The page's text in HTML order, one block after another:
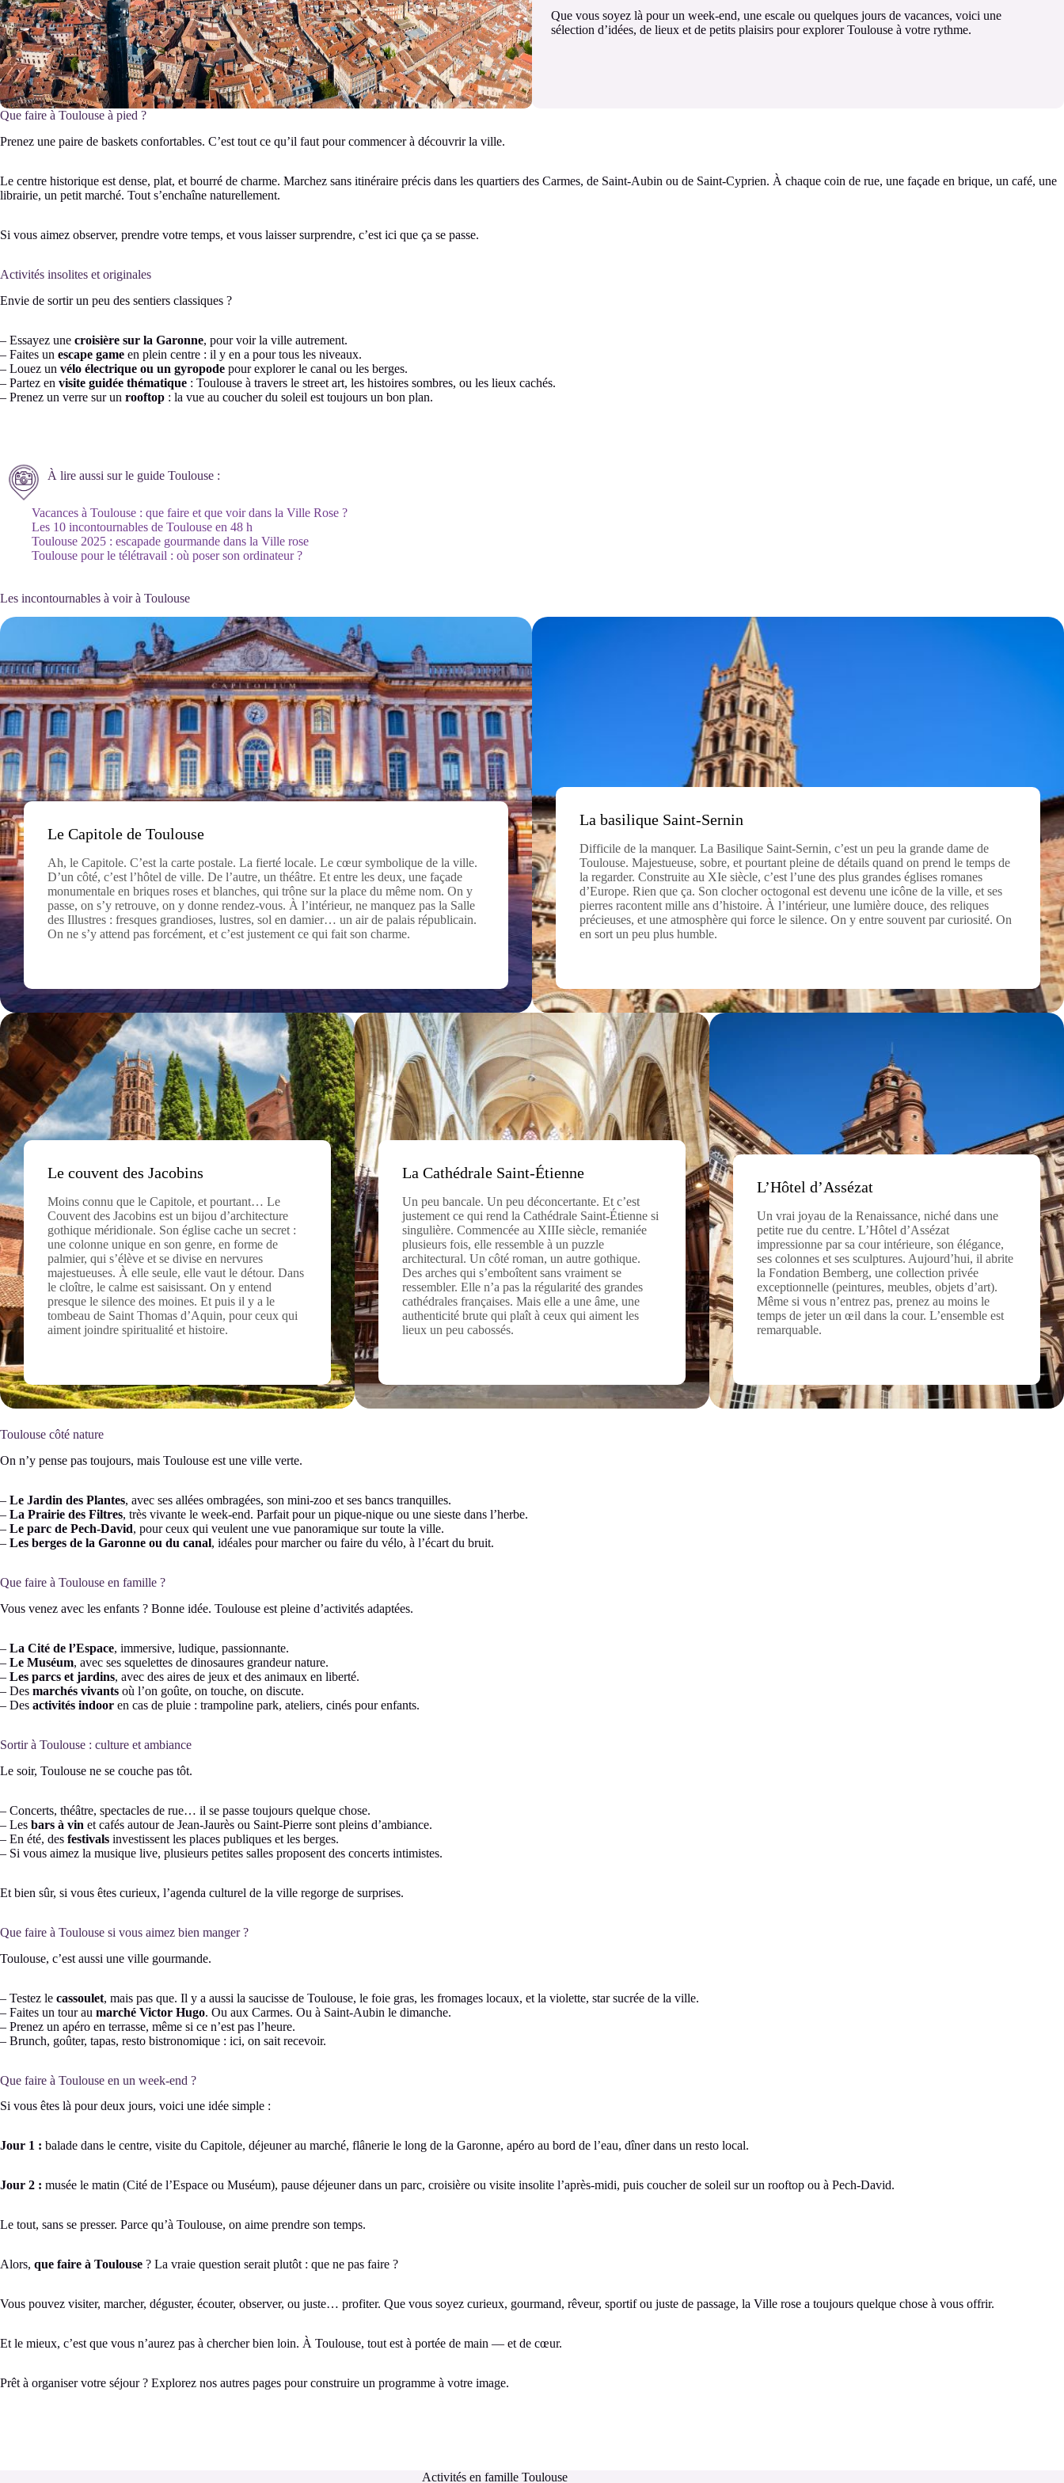
Que vous soyez là pour un week-end, une escale ou quelques jours de vacances, voici une
sélection d’idées, de lieux et de petits plaisirs pour explorer Toulouse à votre rythme.
Que faire à Toulouse à pied ?
Prenez une paire de baskets confortables. C’est tout ce qu’il faut pour commencer à découvrir la ville.
Le centre historique est dense, plat, et bourré de charme. Marchez sans itinéraire précis dans les quartiers des Carmes, de Saint-Aubin ou de Saint-Cyprien. À chaque coin de rue, une façade en brique, un café, une
librairie, un petit marché. Tout s’enchaîne naturellement.
Si vous aimez observer, prendre votre temps, et vous laisser surprendre, c’est ici que ça se passe.
Activités insolites et originales
Envie de sortir un peu des sentiers classiques ?
– Essayez une croisière sur la Garonne, pour voir la ville autrement.
– Faites un escape game en plein centre : il y en a pour tous les niveaux.
– Louez un vélo électrique ou un gyropode pour explorer le canal ou les berges.
– Partez en visite guidée thématique : Toulouse à travers le street art, les histoires sombres, ou les lieux cachés.
– Prenez un verre sur un rooftop : la vue au coucher du soleil est toujours un bon plan.
À lire aussi sur le guide Toulouse :
Vacances à Toulouse : que faire et que voir dans la Ville Rose ?
Les 10 incontournables de Toulouse en 48 h
Toulouse 2025 : escapade gourmande dans la Ville rose
Toulouse pour le télétravail : où poser son ordinateur ?
Les incontournables à voir à Toulouse
Le Capitole de Toulouse
Ah, le Capitole. C’est la carte postale. La fierté locale. Le cœur symbolique de la ville.
D’un côté, c’est l’hôtel de ville. De l’autre, un théâtre. Et entre les deux, une façade
monumentale en briques roses et blanches, qui trône sur la place du même nom. On y
passe, on s’y retrouve, on y donne rendez-vous. À l’intérieur, ne manquez pas la Salle
des Illustres : fresques grandioses, lustres, sol en damier… un air de palais républicain.
On ne s’y attend pas forcément, et c’est justement ce qui fait son charme.
La basilique Saint-Sernin
Difficile de la manquer. La Basilique Saint-Sernin, c’est un peu la grande dame de
Toulouse. Majestueuse, sobre, et pourtant pleine de détails quand on prend le temps de
la regarder. Construite au XIe siècle, c’est l’une des plus grandes églises romanes
d’Europe. Rien que ça. Son clocher octogonal est devenu une icône de la ville, et ses
pierres racontent mille ans d’histoire. À l’intérieur, une lumière douce, des reliques
précieuses, et une atmosphère qui force le silence. On y entre souvent par curiosité. On
en sort un peu plus humble.
Le couvent des Jacobins
Moins connu que le Capitole, et pourtant… Le
Couvent des Jacobins est un bijou d’architecture
gothique méridionale. Son église cache un secret :
une colonne unique en son genre, en forme de
palmier, qui s’élève et se divise en nervures
majestueuses. À elle seule, elle vaut le détour. Dans
le cloître, le calme est saisissant. On y entend
presque le silence des moines. Et puis il y a le
tombeau de Saint Thomas d’Aquin, pour ceux qui
aiment joindre spiritualité et histoire.
La Cathédrale Saint-Étienne
Un peu bancale. Un peu déconcertante. Et c’est
justement ce qui rend la Cathédrale Saint-Étienne si
singulière. Commencée au XIIIe siècle, remaniée
plusieurs fois, elle ressemble à un puzzle
architectural. Un côté roman, un autre gothique.
Des arches qui s’emboîtent sans vraiment se
ressembler. Elle n’a pas la régularité des grandes
cathédrales françaises. Mais elle a une âme, une
authenticité brute qui plaît à ceux qui aiment les
lieux un peu cabossés.
L’Hôtel d’Assézat
Un vrai joyau de la Renaissance, niché dans une
petite rue du centre. L’Hôtel d’Assézat
impressionne par sa cour intérieure, son élégance,
ses colonnes et ses sculptures. Aujourd’hui, il abrite
la Fondation Bemberg, une collection privée
exceptionnelle (peintures, meubles, objets d’art).
Même si vous n’entrez pas, prenez au moins le
temps de jeter un œil dans la cour. L’ensemble est
remarquable.
Toulouse côté nature
On n’y pense pas toujours, mais Toulouse est une ville verte.
– Le Jardin des Plantes, avec ses allées ombragées, son mini-zoo et ses bancs tranquilles.
– La Prairie des Filtres, très vivante le week-end. Parfait pour un pique-nique ou une sieste dans l’herbe.
– Le parc de Pech-David, pour ceux qui veulent une vue panoramique sur toute la ville.
– Les berges de la Garonne ou du canal, idéales pour marcher ou faire du vélo, à l’écart du bruit.
Que faire à Toulouse en famille ?
Vous venez avec les enfants ? Bonne idée. Toulouse est pleine d’activités adaptées.
– La Cité de l’Espace, immersive, ludique, passionnante.
– Le Muséum, avec ses squelettes de dinosaures grandeur nature.
– Les parcs et jardins, avec des aires de jeux et des animaux en liberté.
– Des marchés vivants où l’on goûte, on touche, on discute.
– Des activités indoor en cas de pluie : trampoline park, ateliers, cinés pour enfants.
Sortir à Toulouse : culture et ambiance
Le soir, Toulouse ne se couche pas tôt.
– Concerts, théâtre, spectacles de rue… il se passe toujours quelque chose.
– Les bars à vin et cafés autour de Jean-Jaurès ou Saint-Pierre sont pleins d’ambiance.
– En été, des festivals investissent les places publiques et les berges.
– Si vous aimez la musique live, plusieurs petites salles proposent des concerts intimistes.
Et bien sûr, si vous êtes curieux, l’agenda culturel de la ville regorge de surprises.
Que faire à Toulouse si vous aimez bien manger ?
Toulouse, c’est aussi une ville gourmande.
– Testez le cassoulet, mais pas que. Il y a aussi la saucisse de Toulouse, le foie gras, les fromages locaux, et la violette, star sucrée de la ville.
– Faites un tour au marché Victor Hugo. Ou aux Carmes. Ou à Saint-Aubin le dimanche.
– Prenez un apéro en terrasse, même si ce n’est pas l’heure.
– Brunch, goûter, tapas, resto bistronomique : ici, on sait recevoir.
Que faire à Toulouse en un week-end ?
Si vous êtes là pour deux jours, voici une idée simple :
Jour 1 : balade dans le centre, visite du Capitole, déjeuner au marché, flânerie le long de la Garonne, apéro au bord de l’eau, dîner dans un resto local.
Jour 2 : musée le matin (Cité de l’Espace ou Muséum), pause déjeuner dans un parc, croisière ou visite insolite l’après-midi, puis coucher de soleil sur un rooftop ou à Pech-David.
Le tout, sans se presser. Parce qu’à Toulouse, on aime prendre son temps.
Alors, que faire à Toulouse ? La vraie question serait plutôt : que ne pas faire ?
Vous pouvez visiter, marcher, déguster, écouter, observer, ou juste… profiter. Que vous soyez curieux, gourmand, rêveur, sportif ou juste de passage, la Ville rose a toujours quelque chose à vous offrir.
Et le mieux, c’est que vous n’aurez pas à chercher bien loin. À Toulouse, tout est à portée de main — et de cœur.
Prêt à organiser votre séjour ? Explorez nos autres pages pour construire un programme à votre image.
Activités en famille Toulouse